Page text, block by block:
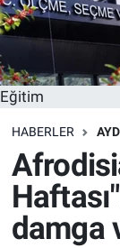
Eğitim
HABERLER
damga